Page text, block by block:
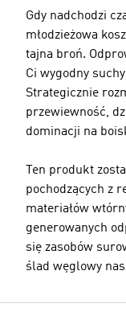
Gdy nadchodzi
młodzieżowa
tajna broń.
Ci wygodny
Strategicznie
przewiewność,
dominacji na
Ten produkt
pochodzących z
materiałów
generowanych
się zasobów
ślad węglowy